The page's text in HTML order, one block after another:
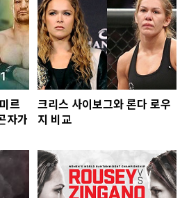
르
자가
크리스 사이보그와 론다 로우
지 비교